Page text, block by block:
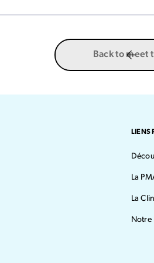
Back to meet
LIENS
La
La
Notre